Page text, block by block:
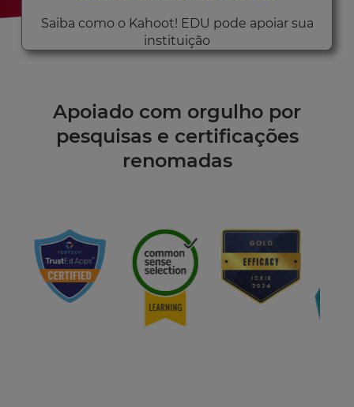
Saiba como o Kahoot! EDU pode apoiar sua
instituição
Apoiado com orgulho por
pesquisas e certificações
renomadas